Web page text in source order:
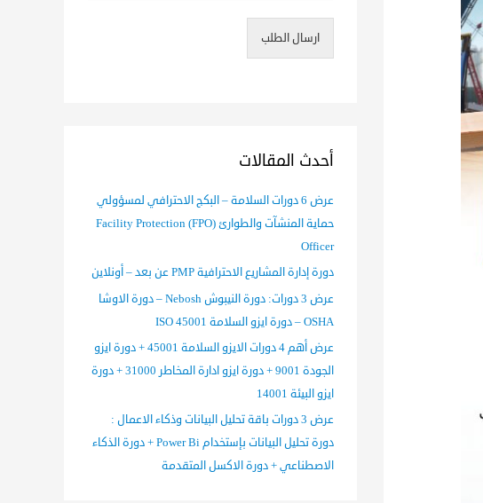
ارسال الطلب
أحدث المقالات
عرض 6 دورات السلامة – البكج الاحترافي لمسؤولي
حماية المنشآت والطوارئ (FPO) Facility Protection
Officer
دورة إدارة المشاريع الاحترافية PMP عن بعد – أونلاين
عرض 3 دورات: دورة النيبوش Nebosh – دورة الاوشا
OSHA – دورة ايزو السلامة ISO 45001
عرض أهم 4 دورات الايزو السلامة 45001 + دورة ايزو
الجودة 9001 + دورة ايزو ادارة المخاطر 31000 + دورة
ايزو البيئة 14001
عرض 3 دورات باقة تحليل البيانات وذكاء الاعمال :
دورة تحليل البيانات بإستخدام Power Bi + دورة الذكاء
الاصطناعي + دورة الاكسل المتقدمة